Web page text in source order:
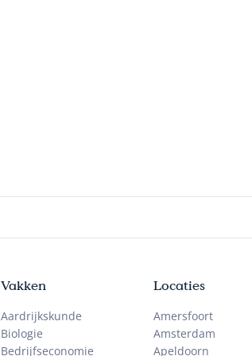
Vakken
Aardrijkskunde
Biologie
Bedrijfseconomie
Locaties
Amersfoort
Amsterdam
Apeldoorn